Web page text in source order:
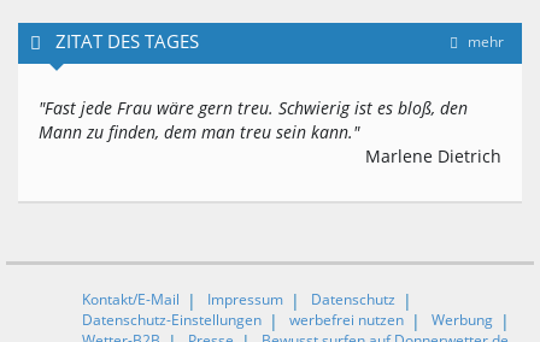
mehr
ZITAT DES TAGES
"Fast jede Frau wäre gern treu. Schwierig ist es bloß, den
Mann zu finden, dem man treu sein kann."
Marlene Dietrich
Kontakt/E-Mail Impressum
Datenschutz
Datenschutz-Einstellungen
werbefrei nutzen
Werbung